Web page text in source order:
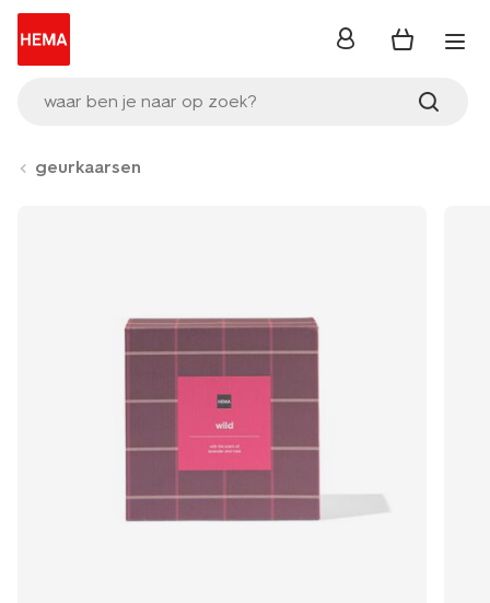
waar ben je naar op zoek?
inloggen
geurkaarsen